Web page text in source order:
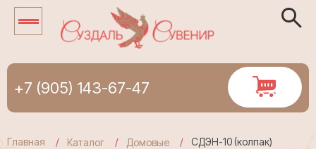
+7 (905) 143-67-47
Главная Каталог Домовые СДЭН-10 (колпак)